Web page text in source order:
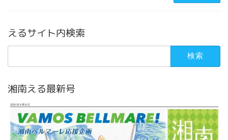
えるサイト内検索
湘南える最新号